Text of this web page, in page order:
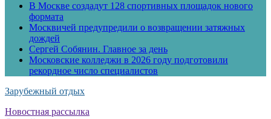
В Москве создадут 128 спортивных площадок нового
формата
Москвичей предупредили о возвращении затяжных
дождей
Сергей Собянин. Главное за день
Московские колледжи в 2026 году подготовили
рекордное число специалистов
Зарубежный отдых
Новостная рассылка